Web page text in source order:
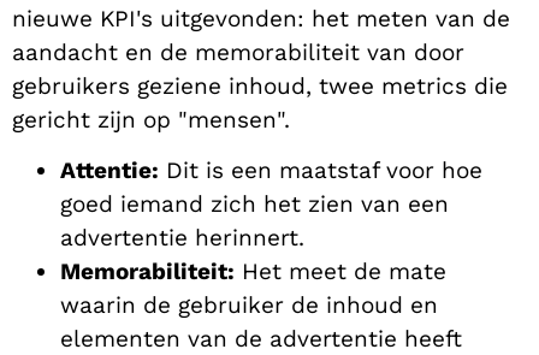
nieuwe KPI's uitgevonden: het meten van de
aandacht en de memorabiliteit van door
gebruikers geziene inhoud, twee metrics die
gericht zijn op "mensen".
Attentie: Dit is een maatstaf voor hoe
goed iemand zich het zien van een
advertentie herinnert.
Memorabiliteit: Het meet de mate
waarin de gebruiker de inhoud en
elementen van de advertentie heeft